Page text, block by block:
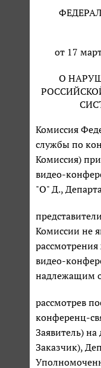
от 17
О
Комиссия
службы по
Комиссия)
видео-
"О" Д.,
Комиссии не
видео-
надлежащим
рассмотрев
конференц-
Заявитель)
Заказчик),